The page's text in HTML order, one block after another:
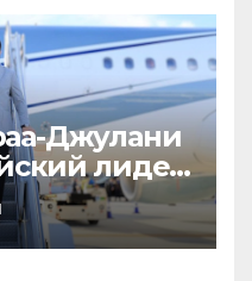
Джулани
лидер